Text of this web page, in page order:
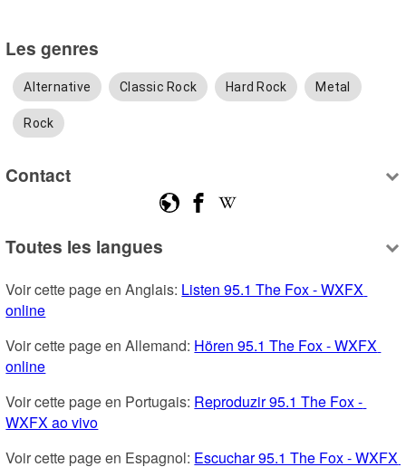
Les genres
Alternative Classic Rock Hard Rock Metal
Rock
Contact
Toutes les langues
Voir cette page en Anglais: Listen 95.1 The Fox - WXFX
online
Voir cette page en Allemand: Hören 95.1 The Fox - WXFX
online
Voir cette page en Portugais: Reproduzir 95.1 The Fox -
WXFX ao vivo
Voir cette page en Espagnol: Escuchar 95.1 The Fox - WXFX